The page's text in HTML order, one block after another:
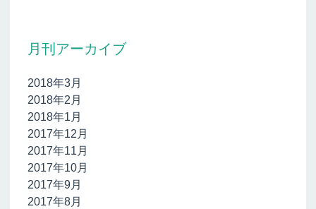
月刊アーカイブ
2018年3月
2018年2月
2018年1月
2017年12月
2017年11月
2017年10月
2017年9月
2017年8月